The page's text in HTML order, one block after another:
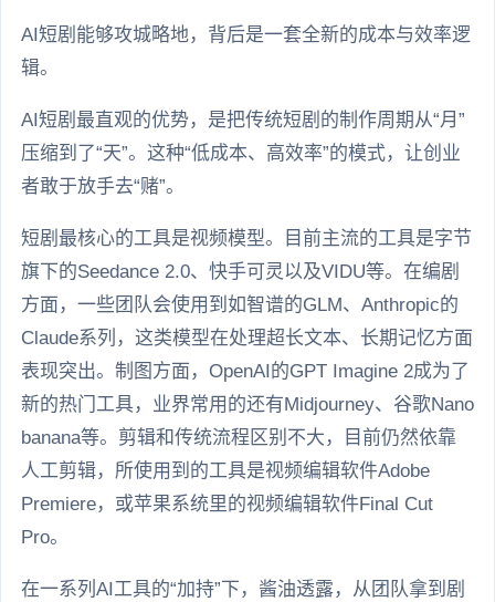
AI短剧能够攻城略地，背后是一套全新的成本与效率逻
辑。
AI短剧最直观的优势，是把传统短剧的制作周期从“月”
压缩到了“天”。这种“低成本、高效率”的模式，让创业
者敢于放手去“赌”。
短剧最核心的工具是视频模型。目前主流的工具是字节
旗下的Seedance 2.0、快手可灵以及VIDU等。在编剧
方面，一些团队会使用到如智谱的GLM、Anthropic的
Claude系列，这类模型在处理超长文本、长期记忆方面
表现突出。制图方面，OpenAI的GPT Imagine 2成为了
新的热门工具，业界常用的还有Midjourney、谷歌Nano
banana等。剪辑和传统流程区别不大，目前仍然依靠
人工剪辑，所使用到的工具是视频编辑软件Adobe
Premiere，或苹果系统里的视频编辑软件Final Cut
Pro。
在一系列AI工具的“加持”下，酱油透露，从团队拿到剧